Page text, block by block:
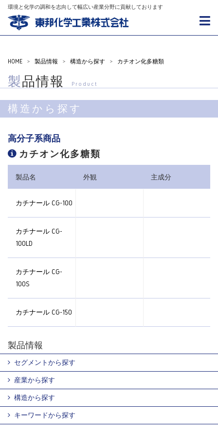
環境と化学の調和を志向して幅広い産業分野に貢献しております
HOME > 製品情報 > 構造から探す > カチオン化多糖類
製品情報 Product
構造から探す
高分子系商品
カチオン化多糖類
製品名 外観 主成分
カチナール CG-100
カチナール CG-
100LD
カチナール CG-
100S
カチナール CG-150
製品情報
セグメントから探す
産業から探す
構造から探す
キーワードから探す